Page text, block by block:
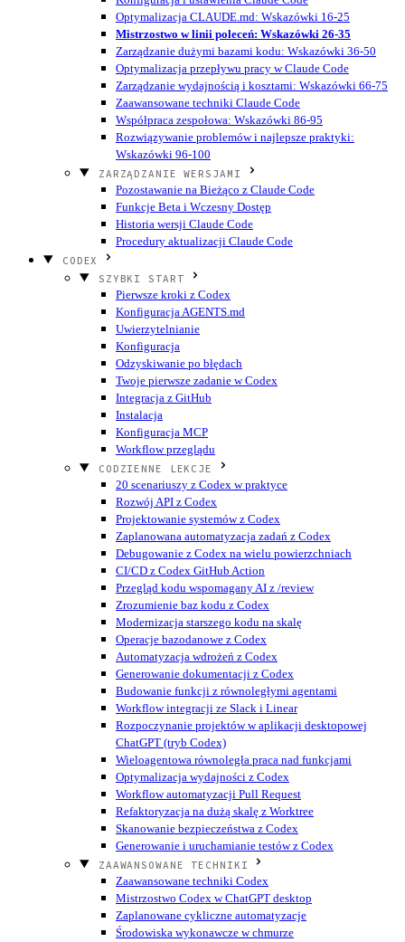
Optymalizacja CLAUDE.md: Wskazówki 16-25
Mistrzostwo w linii poleceń: Wskazówki 26-35
Zarządzanie dużymi bazami kodu: Wskazówki 36-50
Optymalizacja przepływu pracy w Claude Code
Zarządzanie wydajnością i kosztami: Wskazówki 66-75
Zaawansowane techniki Claude Code
Współpraca zespołowa: Wskazówki 86-95
Rozwiązywanie problemów i najlepsze praktyki:
Wskazówki 96-100
ZARZĄDZANIE WERSJAMI
Pozostawanie na Bieżąco z Claude Code
Funkcje Beta i Wczesny Dostęp
Historia wersji Claude Code
Procedury aktualizacji Claude Code
CODEX
SZYBKI START
Pierwsze kroki z Codex
Konfiguracja AGENTS.md
Uwierzytelnianie
Konfiguracja
Odzyskiwanie po błędach
Twoje pierwsze zadanie w Codex
Integracja z GitHub
Instalacja
Konfiguracja MCP
Workflow przeglądu
CODZIENNE LEKCJE
20 scenariuszy z Codex w praktyce
Rozwój API z Codex
Projektowanie systemów z Codex
Zaplanowana automatyzacja zadań z Codex
Debugowanie z Codex na wielu powierzchniach
CI/CD z Codex GitHub Action
Przegląd kodu wspomagany AI z /review
Zrozumienie baz kodu z Codex
Modernizacja starszego kodu na skalę
Operacje bazodanowe z Codex
Automatyzacja wdrożeń z Codex
Generowanie dokumentacji z Codex
Budowanie funkcji z równoległymi agentami
Workflow integracji ze Slack i Linear
Rozpoczynanie projektów w aplikacji desktopowej
ChatGPT (tryb Codex)
Wieloagentowa równoległa praca nad funkcjami
Optymalizacja wydajności z Codex
Workflow automatyzacji Pull Request
Refaktoryzacja na dużą skalę z Worktree
Skanowanie bezpieczeństwa z Codex
Generowanie i uruchamianie testów z Codex
ZAAWANSOWANE TECHNIKI
Zaawansowane techniki Codex
Mistrzostwo Codex w ChatGPT desktop
Zaplanowane cykliczne automatyzacje
Środowiska wykonawcze w chmurze